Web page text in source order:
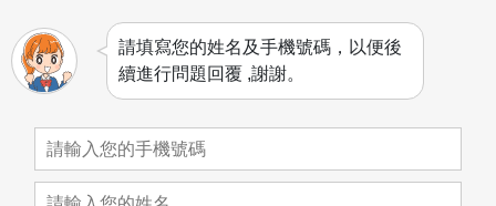
請填寫您的姓名及手機號碼，以便後
續進行問題回覆 ,謝謝。